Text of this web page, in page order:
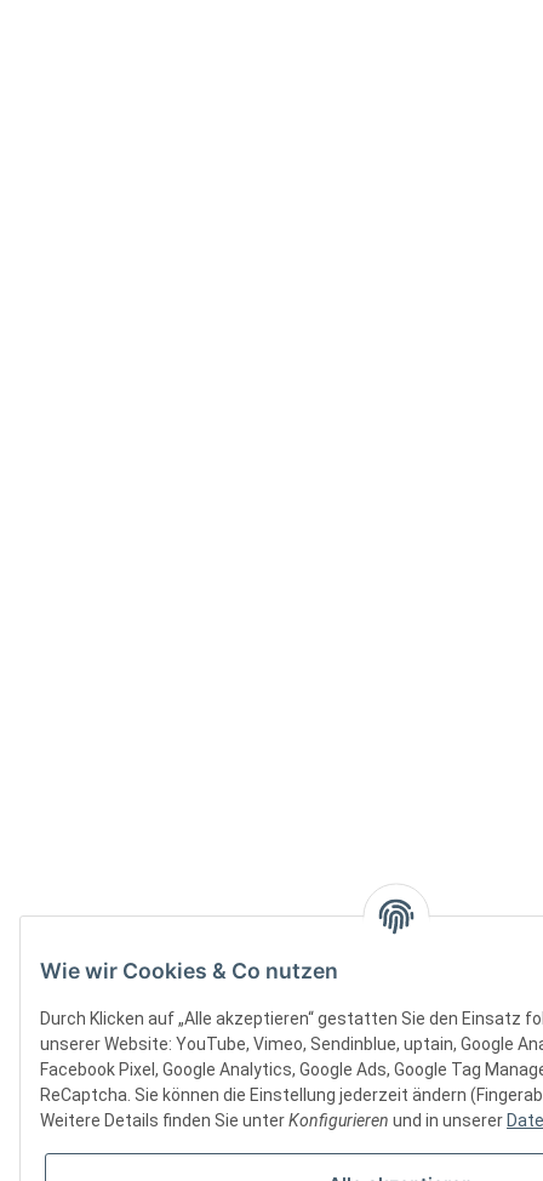
Wie wir Cookies & Co nutzen
Durch Klicken auf „Alle akzeptieren“ gestatten Sie den Einsatz
unserer Website: YouTube, Vimeo, Sendinblue, uptain, Google
Facebook Pixel, Google Analytics, Google Ads, Google Tag
ReCaptcha. Sie können die Einstellung jederzeit ändern
Weitere Details finden Sie unterKonfigurieren und in unserer